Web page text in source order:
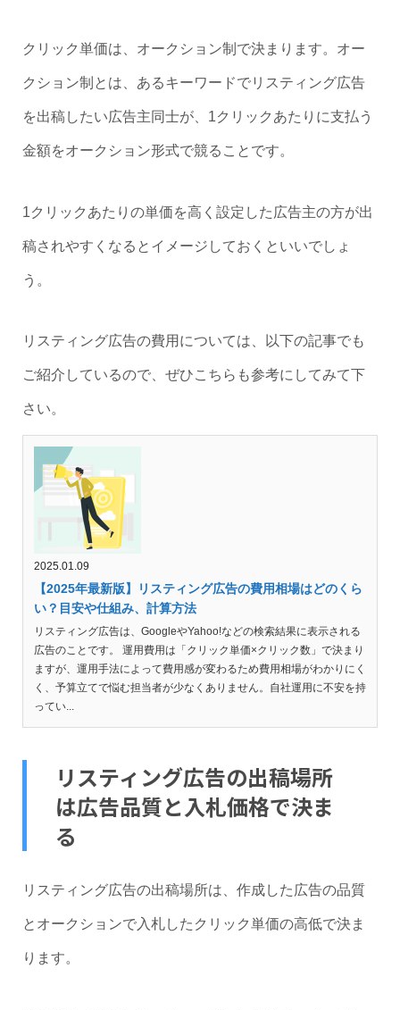
クリック単価は、オークション制で決まります。オー
クション制とは、あるキーワードでリスティング広告
を出稿したい広告主同士が、1クリックあたりに支払う
金額をオークション形式で競ることです。
1クリックあたりの単価を高く設定した広告主の方が出
稿されやすくなるとイメージしておくといいでしょ
う。
リスティング広告の費用については、以下の記事でも
ご紹介しているので、ぜひこちらも参考にしてみて下
さい。
2025.01.09
【2025年最新版】リスティング広告の費用相場はどのくら
い？目安や仕組み、計算方法
リスティング広告は、GoogleやYahoo!などの検索結果に表示される
広告のことです。 運用費用は「クリック単価×クリック数」で決まり
ますが、運用手法によって費用感が変わるため費用相場がわかりにく
く、予算立てで悩む担当者が少なくありません。自社運用に不安を持
ってい...
リスティング広告の出稿場所
は広告品質と入札価格で決ま
る
リスティング広告の出稿場所は、作成した広告の品質
とオークションで入札したクリック単価の高低で決ま
ります。